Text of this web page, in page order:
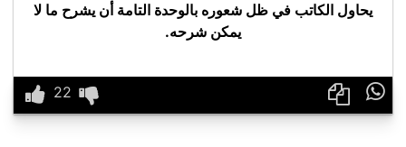
يحاول الكاتب في ظل شعوره بالوحدة التامة أن يشرح ما لا
يمكن شرحه.
